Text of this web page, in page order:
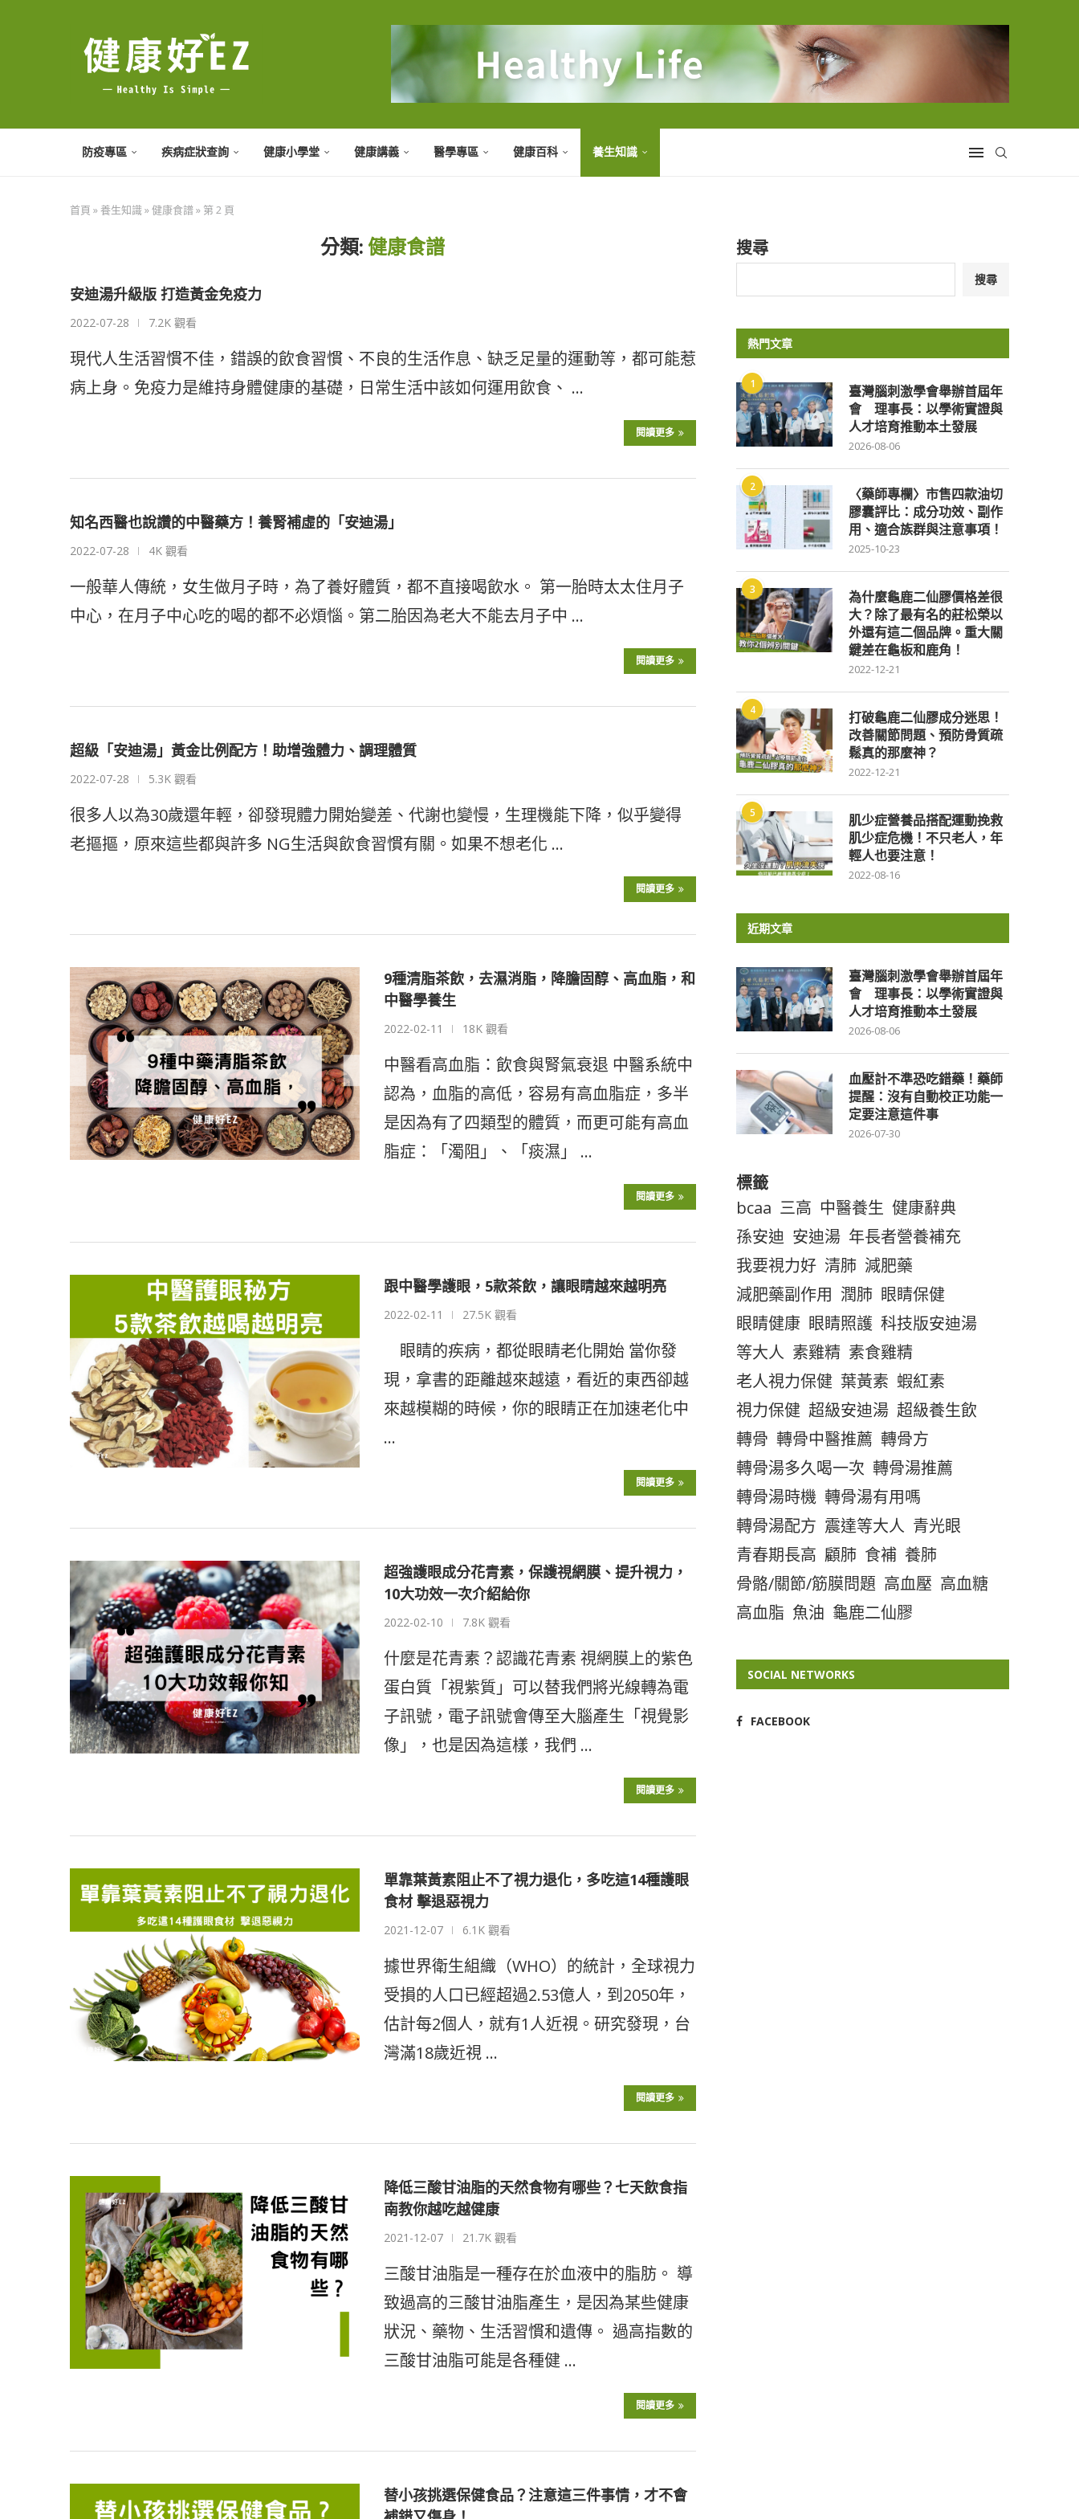
防疫專區 疾病症狀查詢 健康小學堂 健康講義 醫學專區 健康百科 養生知識
首頁 »養生知識 »健康食譜» 第 2 頁
分類: 健康食譜
安迪湯升級版 打造黃金免疫力
2022-07-28 7.2K 觀看
現代人生活習慣不佳，錯誤的飲食習慣、不良的生活作息、缺乏足量的運動等，都可能惹
病上身。免疫力是維持身體健康的基礎，日常生活中該如何運用飲食、 …
閱讀更多
知名西醫也說讚的中醫藥方！養腎補虛的「安迪湯」
2022-07-28 4K 觀看
一般華人傳統，女生做月子時，為了養好體質，都不直接喝飲水。 第一胎時太太住月子
中心，在月子中心吃的喝的都不必煩惱。第二胎因為老大不能去月子中 …
閱讀更多
超級「安迪湯」黃金比例配方！助增強體力、調理體質
2022-07-28 5.3K 觀看
很多人以為30歲還年輕，卻發現體力開始變差、代謝也變慢，生理機能下降，似乎變得
老摳摳，原來這些都與許多 NG生活與飲食習慣有關。如果不想老化 …
閱讀更多
9種清脂茶飲，去濕消脂，降膽固醇、高血脂，和
中醫學養生
2022-02-11 18K 觀看
中醫看高血脂：飲食與腎氣衰退 中醫系統中
認為，血脂的高低，容易有高血脂症，多半
是因為有了四類型的體質，而更可能有高血
脂症：「濁阻」、「痰濕」 …
閱讀更多
跟中醫學護眼，5款茶飲，讓眼睛越來越明亮
2022-02-11 27.5K 觀看
眼睛的疾病，都從眼睛老化開始 當你發
現，拿書的距離越來越遠，看近的東西卻越
來越模糊的時候，你的眼睛正在加速老化中
…
閱讀更多
超強護眼成分花青素，保護視網膜、提升視力，
10大功效一次介紹給你
2022-02-10 7.8K 觀看
什麼是花青素？認識花青素 視網膜上的紫色
蛋白質「視紫質」可以替我們將光線轉為電
子訊號，電子訊號會傳至大腦產生「視覺影
像」，也是因為這樣，我們 …
閱讀更多
單靠葉黃素阻止不了視力退化，多吃這14種護眼
食材 擊退惡視力
2021-12-07 6.1K 觀看
據世界衛生組織（WHO）的統計，全球視力
受損的人口已經超過2.53億人，到2050年，
估計每2個人，就有1人近視。研究發現，台
灣滿18歲近視 …
閱讀更多
降低三酸甘油脂的天然食物有哪些？七天飲食指
南教你越吃越健康
2021-12-07 21.7K 觀看
三酸甘油脂是一種存在於血液中的脂肪。 導
致過高的三酸甘油脂產生，是因為某些健康
狀況、藥物、生活習慣和遺傳。 過高指數的
三酸甘油脂可能是各種健 …
閱讀更多
替小孩挑選保健食品？注意這三件事情，才不會
搜尋
搜尋
熱門文章
1
臺灣腦刺激學會舉辦首屆年
會 理事長：以學術實證與
人才培育推動本土發展
2026-08-06
2
〈藥師專欄〉市售四款油切
膠囊評比：成分功效、副作
用、適合族群與注意事項！
2025-10-23
3
為什麼龜鹿二仙膠價格差很
大？除了最有名的莊松榮以
外還有這二個品牌。重大關
鍵差在龜板和鹿角！
2022-12-21
4
打破龜鹿二仙膠成分迷思！
改善關節問題、預防骨質疏
鬆真的那麼神？
2022-12-21
5
肌少症營養品搭配運動挽救
肌少症危機！不只老人，年
輕人也要注意！
2022-08-16
近期文章
臺灣腦刺激學會舉辦首屆年
會 理事長：以學術實證與
人才培育推動本土發展
2026-08-06
血壓計不準恐吃錯藥！藥師
提醒：沒有自動校正功能一
定要注意這件事
2026-07-30
標籤
bcaa 三高 中醫養生 健康辭典
孫安迪 安迪湯 年長者營養補充
我要視力好 清肺 減肥藥
減肥藥副作用 潤肺 眼睛保健
眼睛健康 眼睛照護 科技版安迪湯
等大人 素雞精 素食雞精
老人視力保健 葉黃素 蝦紅素
視力保健 超級安迪湯 超級養生飲
轉骨 轉骨中醫推薦 轉骨方
轉骨湯多久喝一次 轉骨湯推薦
轉骨湯時機 轉骨湯有用嗎
轉骨湯配方 震達等大人 青光眼
青春期長高 顧肺 食補 養肺
骨骼/關節/筋膜問題 高血壓 高血糖
高血脂 魚油 龜鹿二仙膠
SOCIAL NETWORKS
FACEBOOK